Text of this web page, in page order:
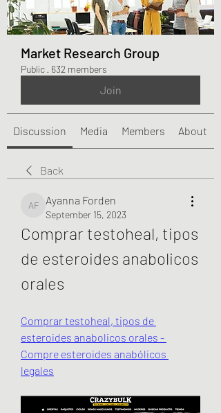
Market Research Group
Public · 632 members
Join
Discussion Media Members About
Back
Ayanna Forden
Ayanna Forden
September 15, 2023
Comprar testoheal, tipos
de esteroides anabolicos
orales
Comprar testoheal, tipos de
esteroides anabolicos orales -
Compre esteroides anabólicos
legales